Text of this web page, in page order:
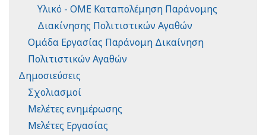
Υλικό - ΟΜΕ Καταπολέμηση Παράνομης
Διακίνησης Πολιτιστικών Αγαθών
Ομάδα Εργασίας Παράνομη Δικαίνηση
Πολιτιστικών Αγαθών
Δημοσιεύσεις
Σχολιασμοί
Μελέτες ενημέρωσης
Μελέτες Εργασίας